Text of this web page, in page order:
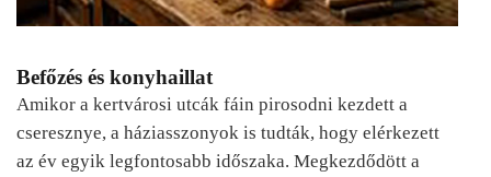
Befőzés és konyhaillat
Amikor a kertvárosi utcák fáin pirosodni kezdett a
cseresznye, a háziasszonyok is tudták, hogy elérkezett
az év egyik legfontosabb időszaka. Megkezdődött a